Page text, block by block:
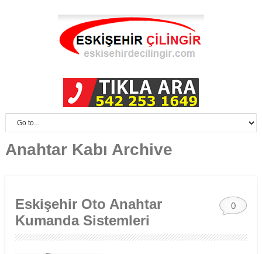
Anahtar Kabı Archive
0
Eskişehir Oto Anahtar
Kumanda Sistemleri